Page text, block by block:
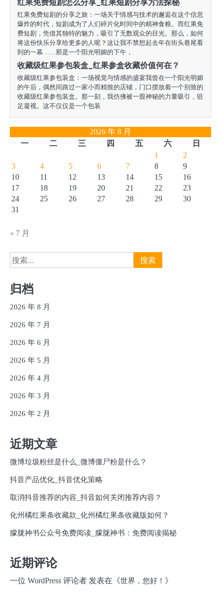
红果免费短剧怎么分享_红果短剧分享方法探秘
红果免费短剧的分享之旅：一场关于情感与技术的邂逅在这个信息
爆炸的时代，短剧成为了人们碎片化时间中的精神食粮。而红果免
费短剧，凭借其独特的魅力，吸引了无数观众的目光。那么，如何
将这份快乐分享给更多的人呢？这让我不禁想起去年在街头巷尾看
到的一幕……那是一个阳光明媚的下午，
收藏级红果参包装盒_红果参盒收藏价值何在？
收藏级红果参包装盒：一场视觉与情感的盛宴我曾在一个阳光明媚
的午后，偶然间路过一家小而精致的店铺，门口摆放着一个别致的
收藏级红果参包装盒。那一刻，我仿佛被一股神秘的力量吸引，驻
足凝视。这不仅仅是一个包装
2026 年 8 月
一
二 三 四 五 六
日
1
2
3
4 5 6 7 8
9
10
11 12 13 14 15
16
17
18 19 20 21 22
23
24
25 26 27 28 29
30
31
« 7 月
搜
索：
归档
2026 年 8 月
2026 年 7 月
2026 年 6 月
2026 年 5 月
2026 年 4 月
2026 年 3 月
2026 年 2 月
近期文章
微博垃圾粉丝是什么_微博僵尸粉是什么？
抖音产品优化_抖音优化策略
取消抖音推荐的内容_抖音如何关闭推荐内容？
化州橘红果条收藏款_化州橘红果条收藏版如何？
朦胧神书公众号免费阅读_朦胧神书：免费阅读揭秘
近期评论
一位 WordPress 评论者 发表在《世界，您好！ 》